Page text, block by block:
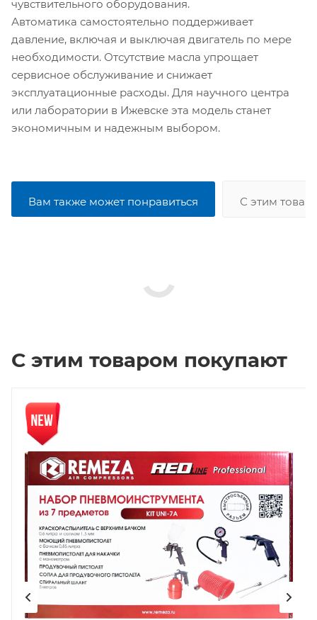
чувствительного оборудования.
Автоматика самостоятельно поддерживает
давление, включая и выключая двигатель по мере
необходимости. Отсутствие масла упрощает
сервисное обслуживание и снижает
эксплуатационные расходы. Для научного центра
или лаборатории в Ижевске эта модель станет
экономичным и надежным выбором.
Вам также может понравиться С этим
С этим товаром покупают
Новинка